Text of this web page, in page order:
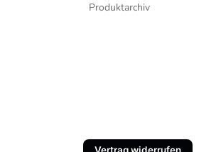
Produktarchiv